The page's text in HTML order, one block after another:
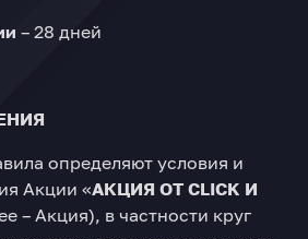
– 28 дней
определяют условия и
Акции «АКЦИЯ ОТ CLICK И
– Акция), в частности круг